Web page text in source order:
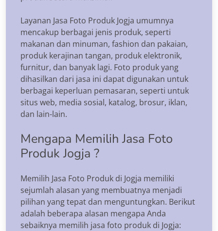
Layanan Jasa Foto Produk Jogja umumnya
mencakup berbagai jenis produk, seperti
makanan dan minuman, fashion dan pakaian,
produk kerajinan tangan, produk elektronik,
furnitur, dan banyak lagi. Foto produk yang
dihasilkan dari jasa ini dapat digunakan untuk
berbagai keperluan pemasaran, seperti untuk
situs web, media sosial, katalog, brosur, iklan,
dan lain-lain.
Mengapa Memilih Jasa Foto
Produk Jogja ?
Memilih Jasa Foto Produk di Jogja memiliki
sejumlah alasan yang membuatnya menjadi
pilihan yang tepat dan menguntungkan. Berikut
adalah beberapa alasan mengapa Anda
sebaiknya memilih jasa foto produk di Jogja: